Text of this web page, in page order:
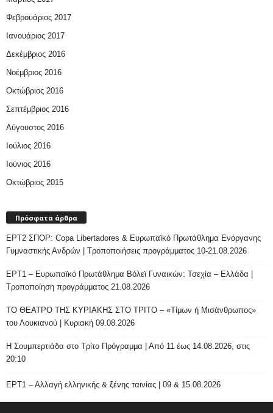
Φεβρουάριος 2017
Ιανουάριος 2017
Δεκέμβριος 2016
Νοέμβριος 2016
Οκτώβριος 2016
Σεπτέμβριος 2016
Αύγουστος 2016
Ιούλιος 2016
Ιούνιος 2016
Οκτώβριος 2015
Πρόσφατα άρθρα
ΕΡΤ2 ΣΠΟΡ: Copa Libertadores & Ευρωπαϊκό Πρωτάθλημα Ενόργανης
Γυμναστικής Ανδρών | Τροποποιήσεις προγράμματος 10-21.08.2026
ΕΡΤ1 – Ευρωπαϊκό Πρωτάθλημα Βόλεϊ Γυναικών: Τσεχία – Ελλάδα |
Τροποποίηση προγράμματος 21.08.2026
ΤΟ ΘΕΑΤΡΟ ΤΗΣ ΚΥΡΙΑΚΗΣ ΣΤΟ ΤΡΙΤΟ – «Τίμων ή Μισάνθρωπος»
του Λουκιανού | Κυριακή 09.08.2026
H Σουμπερτιάδα στο Τρίτο Πρόγραμμα | Από 11 έως 14.08.2026, στις
20:10
ΕΡΤ1 – Αλλαγή ελληνικής & ξένης ταινίας | 09 & 15.08.2026